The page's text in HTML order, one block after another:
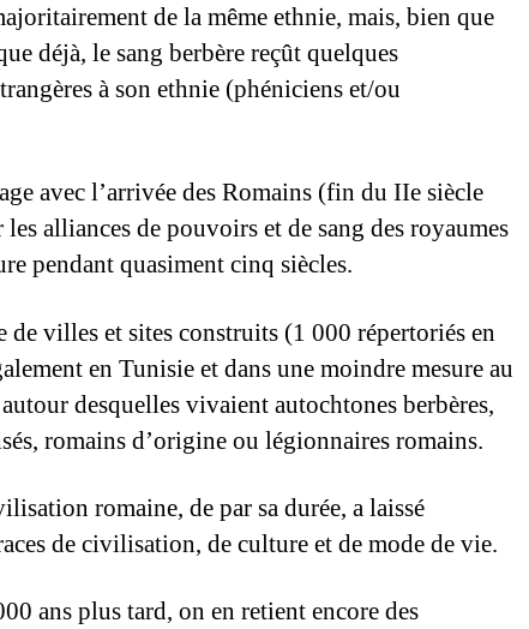
de la même ethnie, mais, bien que
déjà, le sang berbère reçût quelques
à son ethnie (phéniciens et/ou
avec l’arrivée des Romains (fin du IIe siècle
les alliances de pouvoirs et de sang des royaumes
pendant quasiment cinq siècles.
de villes et sites construits (1 000 répertoriés en
en Tunisie et dans une moindre mesure au
desquelles vivaient autochtones berbères,
romains d’origine ou légionnaires romains.
romaine, de par sa durée, a laissé
de civilisation, de culture et de mode de vie.
ans plus tard, on en retient encore des